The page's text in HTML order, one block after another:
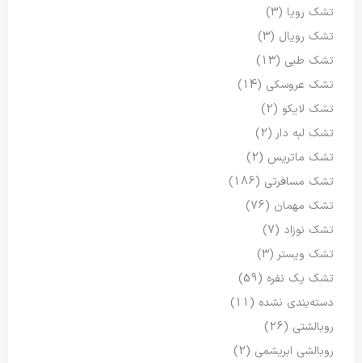
تشک رویا (3)
تشک رویال (3)
تشک طبی (13)
تشک عروسکی (14)
تشک لایکو (2)
تشک لبه دار (2)
تشک ماتریس (2)
تشک مسافرتی (186)
تشک مهمان (76)
تشک نوزاد (7)
تشک ویستر (3)
تشک یک نفره (59)
دسته‌بندی نشده (11)
روبالشتی (26)
روبالشی ابریشمی (2)